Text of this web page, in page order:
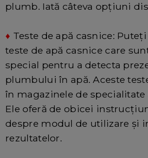
plumb. Iată câteva opțiuni
♦ Teste de apă casnice:
teste de apă casnice care
special pentru a detecta
plumbului în apă. Aceste
în magazinele de specialitate
Ele oferă de obicei
despre modul de utilizare și
rezultatelor.